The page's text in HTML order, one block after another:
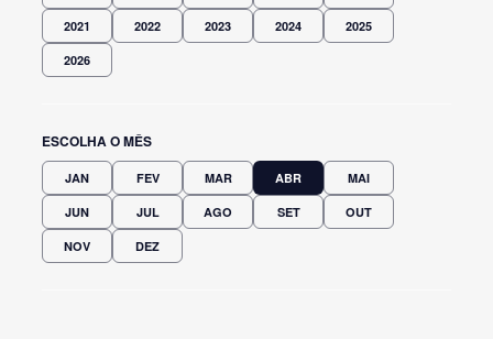
2021 2022 2023 2024 2025
2026
ESCOLHA O MÊS
JAN FEV MAR ABR MAI
JUN JUL AGO SET OUT
NOV DEZ